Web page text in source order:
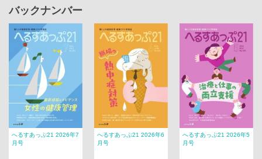
バックナンバー
へるすあっぷ21 2026年7
月号
へるすあっぷ21 2026年6
月号
へるすあっぷ21 2026年5
月号